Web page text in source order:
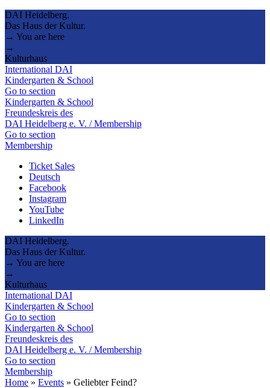
DAI Heidelberg.
Das Haus der Kultur.
→ You are here
→
Kulturhaus
International DAI
Kindergarten & School
Go to section
Kindergarten & School
Freundeskreis des
DAI Heidelberg e. V. / Membership
Go to section
Membership
Ticket Sales
Deutsch
Facebook
Instagram
YouTube
LinkedIn
DAI Heidelberg.
Das Haus der Kultur.
→ You are here
→
Kulturhaus
International DAI
Kindergarten & School
Go to section
Kindergarten & School
Freundeskreis des
DAI Heidelberg e. V. / Membership
Go to section
Membership
Home » Events » Geliebter Feind?